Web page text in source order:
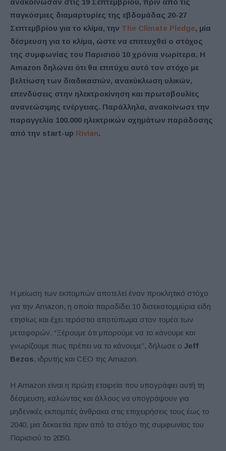
παγκόσμιες διαμαρτυρίες της εβδομάδας 20-27
Σεπτεμβρίου για το κλίμα, την The Climate Pledge, μία
δέσμευση για το κλίμα, ώστε να επιτευχθεί ο στόχος
της συμφωνίας του Παρισιού 10 χρόνια νωρίτερα. Η
Amazon δηλώνει ότι θα επιτύχει αυτό τον στόχο με
βελτίωση των διαδικασιών, ανακύκλωση υλικών,
επενδύσεις στην ηλεκτροκίνηση και πρωτοβουλίες
ανανεώσιμης ενέργειας. Παράλληλα, ανακοίνωσε την
παραγγελία 100.000 ηλεκτρικών οχημάτων παράδοσης
από την start-up Rivian.
Η μείωση των εκπομπών αποτελεί έναν προκλητικό στόχο
για την Amazon, η οποία παραδίδει 10 δισεκατομμύρια είδη
ετησίως και έχει τεράστιο αποτύπωμα στον τομέα των
μεταφορών. “Ξέρουμε ότι μπορούμε να το κάνουμε και
γνωρίζουμε πως πρέπει να το κάνουμε”, δήλωσε ο Jeff
Bezos, ιδρυτής και CEO της Amazon.
Η Amazon είναι η πρώτη εταιρεία που υπογράφει αυτή τη
δέσμευση, καλώντας και άλλους να υπογράψουν για
μηδενικές εκπομπές άνθρακα στις επιχειρήσεις τους έως το
2040, μια δεκαετία πριν από το στόχο της συμφωνίας του
Παρισιού το 2050.